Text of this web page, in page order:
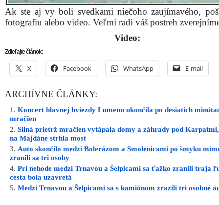
Ak ste aj vy boli svedkami niečoho zaujímavého,
fotografiu alebo video. Veľmi radi váš postreh
Video:
Zdieľajte článok:
X Facebook WhatsApp E-mail
ARCHÍVNE ČLÁNKY:
Koncert hlavnej hviezdy Lumenu ukončila po desiatich
mračien
Silná prietrž mračien vytápala domy a záhrady pod
na Majdáne strhla most
Auto skončilo medzi Bolerázom a Smolenicami po šmyku
zranili sa tri osoby
Pri nehode medzi Trnavou a Šelpicami sa ťažko zranili traja
cesta bola uzavretá
Medzi Trnavou a Šelpicami sa s kamiónom zrazili tri osobné